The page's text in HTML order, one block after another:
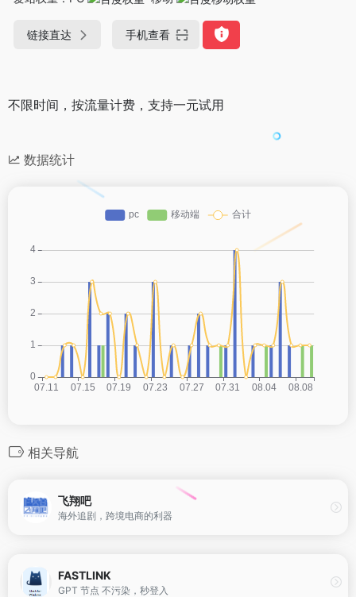
链接直达 手机查看
不限时间，按流量计费，支持一元试用
数据统计
相关导航
飞翔吧
海外追剧，跨境电商的利器
FASTLINK
GPT 节点 不污染，秒登入